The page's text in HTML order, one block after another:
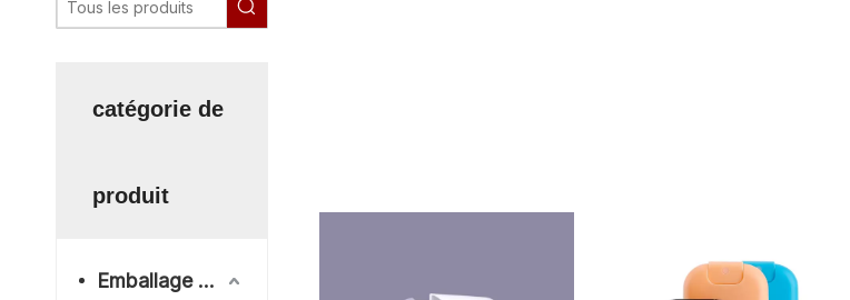
catégorie de
produit
Emballage Cosmétique